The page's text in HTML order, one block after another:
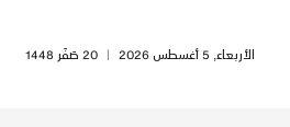
الأربعاء, 5 أغسطس 2026 | 20 صَفَر 1448